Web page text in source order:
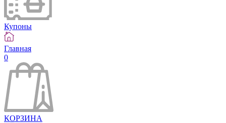
Купоны
Главная
0
КОРЗИНА